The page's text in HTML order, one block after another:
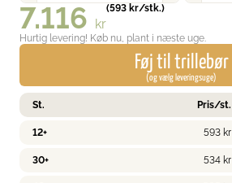
7.116 kr
(593 kr/stk.)
Hurtig levering! Køb nu, plant i næste uge.
Føj til trillebør
(og vælg leveringsuge)
St. Pris/st.
12+ 593 kr
30+ 534 kr